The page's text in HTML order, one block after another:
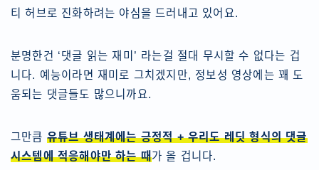
티 허브로 진화하려는 야심을 드러내고 있어요.
분명한건 ‘댓글 읽는 재미’ 라는걸 절대 무시할 수 없다는 겁
니다. 예능이라면 재미로 그치겠지만, 정보성 영상에는 꽤 도
움되는 댓글들도 많으니까요.
그만큼 유튜브 생태계에는 긍정적 + 우리도 레딧 형식의 댓글
시스템에 적응해야만 하는 때가 올 겁니다.